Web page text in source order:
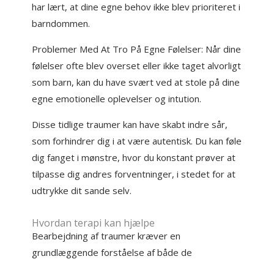
har lært, at dine egne behov ikke blev prioriteret i
barndommen.
Problemer Med At Tro På Egne Følelser: Når dine
følelser ofte blev overset eller ikke taget alvorligt
som barn, kan du have svært ved at stole på dine
egne emotionelle oplevelser og intution.
Disse tidlige traumer kan have skabt indre sår,
som forhindrer dig i at være autentisk. Du kan føle
dig fanget i mønstre, hvor du konstant prøver at
tilpasse dig andres forventninger, i stedet for at
udtrykke dit sande selv.
Hvordan terapi kan hjælpe
Bearbejdning af traumer kræver en
grundlæggende forståelse af både de